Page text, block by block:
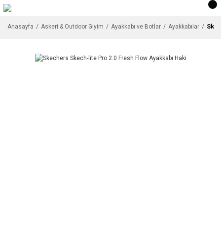
Anasayfa Askeri & Outdoor Giyim Ayakkabı ve Botlar Ayakkabılar